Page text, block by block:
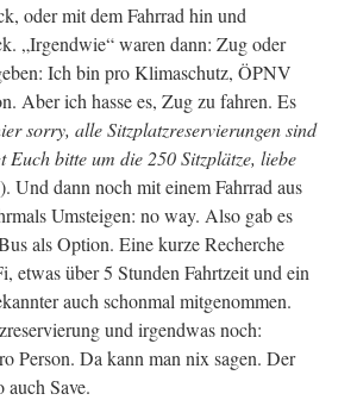
oder mit dem Fahrrad hin und
„Irgendwie“ waren dann: Zug oder
Ich bin pro Klimaschutz, ÖPNV
Aber ich hasse es, Zug zu fahren. Es
sorry, alle Sitzplatzreservierungen sind
Euch bitte um die 250 Sitzplätze, liebe
). Und dann noch mit einem Fahrrad aus
Umsteigen: no way. Also gab es
als Option. Eine kurze Recherche
etwas über 5 Stunden Fahrtzeit und ein
auch schonmal mitgenommen.
und irgendwas noch:
Person. Da kann man nix sagen. Der
Save.